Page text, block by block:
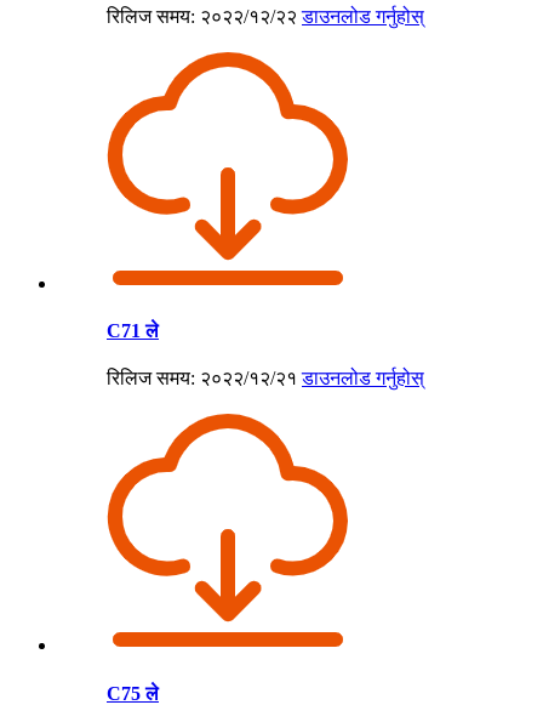
रिलिज समय: २०२२/१२/२२ डाउनलोड गर्नुहोस्
C71 ले
रिलिज समय: २०२२/१२/२१ डाउनलोड गर्नुहोस्
C75 ले